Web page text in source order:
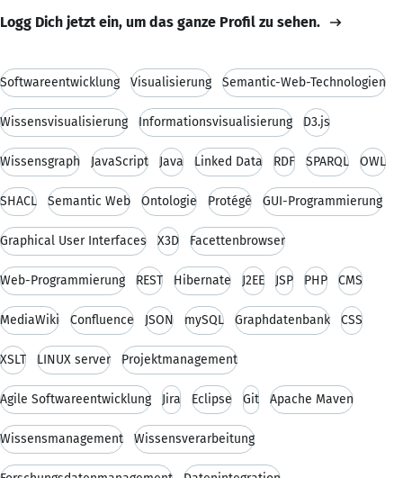
Logg Dich jetzt ein, um das ganze Profil zu sehen.
Softwareentwicklung Visualisierung Semantic-Web-Technologien
Wissensvisualisierung Informationsvisualisierung D3.js
Wissensgraph JavaScript Java Linked Data RDF SPARQL OWL
SHACL Semantic Web Ontologie Protégé GUI-Programmierung
Graphical User Interfaces X3D Facettenbrowser
Web-Programmierung REST Hibernate J2EE JSP PHP CMS
MediaWiki Confluence JSON mySQL Graphdatenbank CSS
XSLT LINUX server Projektmanagement
Agile Softwareentwicklung Jira Eclipse Git Apache Maven
Wissensmanagement Wissensverarbeitung